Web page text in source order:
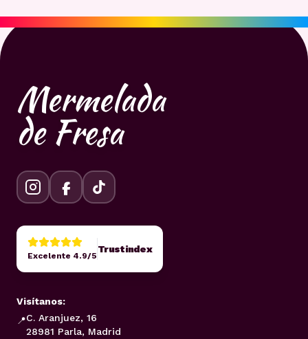
Mermelada
de Fresa
Excelente 4.9/5
Trustindex
Visítanos:
📍C. Aranjuez, 16
28981 Parla, Madrid